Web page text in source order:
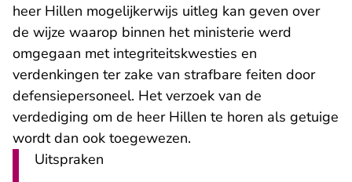
heer Hillen mogelijkerwijs uitleg kan geven over
de wijze waarop binnen het ministerie werd
omgegaan met integriteitskwesties en
verdenkingen ter zake van strafbare feiten door
defensiepersoneel. Het verzoek van de
verdediging om de heer Hillen te horen als getuige
wordt dan ook toegewezen.
Uitspraken